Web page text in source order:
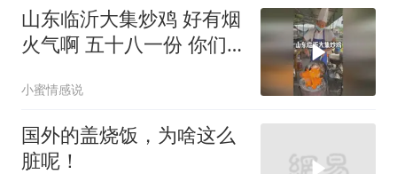
山东临沂大集炒鸡 好有烟
火气啊 五十八一份 你们
小蜜情感说
国外的盖烧饭，为啥这么
脏呢！